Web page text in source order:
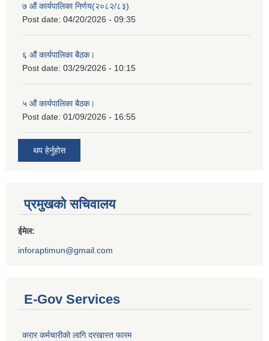
७ औं कार्यपालिका निर्णय(२०८२/८३)
Post date: 04/20/2026 - 09:35
६ औं कार्यपालिका बैठक।
Post date: 03/29/2026 - 10:15
५ औं कार्यपालिका बैठक।
Post date: 01/09/2026 - 16:55
थप हेर्नुहोस
प्रमुखको सचिवालय
ईमेल:
inforaptimun@gmail.com
E-Gov Services
करार कर्मचारीको लागि दरखास्त फारम